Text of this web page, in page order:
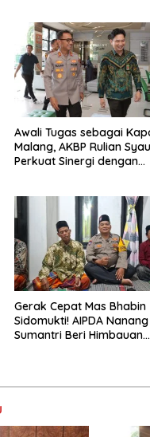
Awali Tugas sebagai
Malang, AKBP Rulian
Perkuat Sinergi dengan
Gerak Cepat Mas Bhabin
Sidomukti! AIPDA Nanang
Sumantri Beri Himbauan